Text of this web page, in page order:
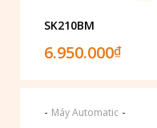
SK210BM
6.950.000₫
- Máy Automatic -